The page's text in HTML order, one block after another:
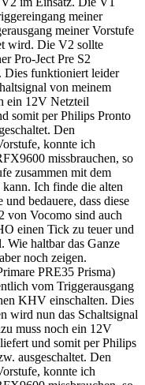
meiner
meiner Vorstufe
wird. Die V2 sollte
Pro-Ject Pre S2
Dies funktioniert leider
von meinem
ein 12V Netzteil
somit per Philips Pronto
Den
konnte ich
missbrauchen, so
zusammen mit dem
Ich finde die alten
bedauere, dass diese
von Vocomo sind auch
einen Tick zu teuer und
Wie haltbar das Ganze
noch zeigen.
PRE35 Prisma)
vom Triggerausgang
KHV einschalten. Dies
wird nun das Schaltsignal
muss noch ein 12V
und somit per Philips
ausgeschaltet. Den
konnte ich